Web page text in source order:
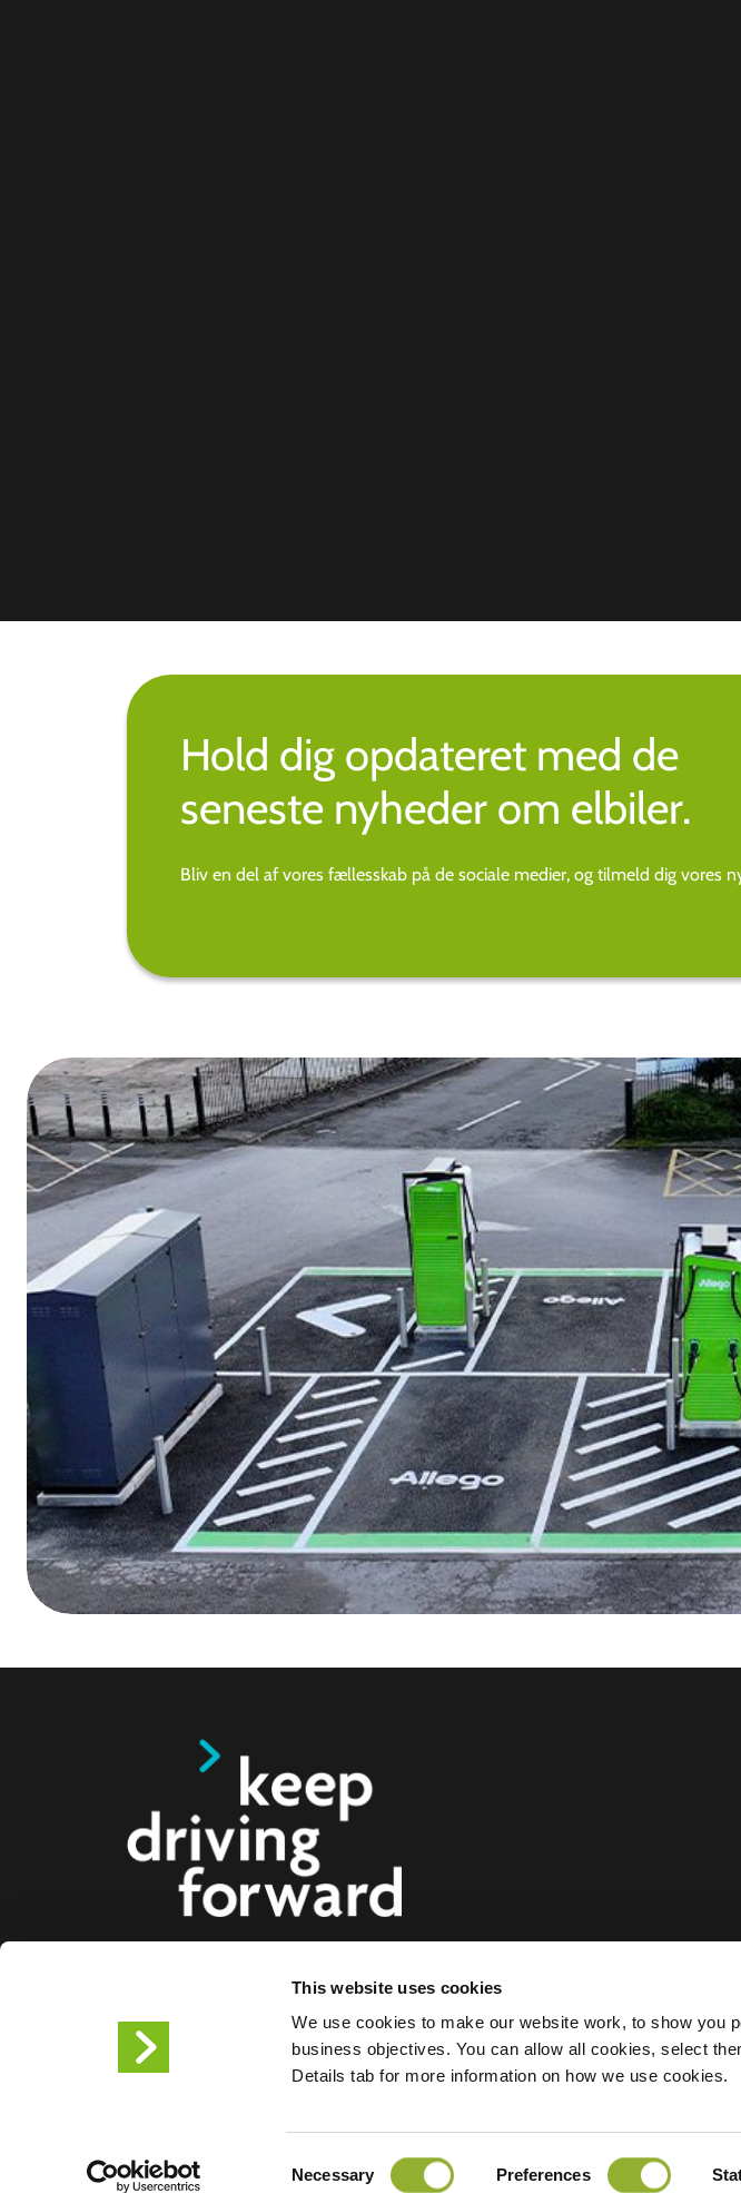
This website uses cookies
We use cookies to make our website work, to show you
business objectives. You can allow all cookies, select
Details tab for more information on how we use cookies.
Necessary Preferences
Hold dig opdateret med de
seneste nyheder om elbiler.
Bliv en del af vores fællesskab på de sociale medier, og tilmeld dig vores
Vi tilbyder intelligente opladningsløsninger til elbiler, motorcykler,
busser og lastbiler til forbrugere, virksomheder og byer. Vores end-
to-end-opladningsløsninger gør det nemmere for virksomheder og
byer at levere den infrastruktur, som elbilister har brug for, mens
Vilkår for brug Erklæring om beskyttelse af personlige oplysninger